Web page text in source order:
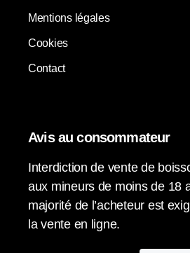
Mentions légales
Cookies
Contact
Avis au consommateur
Interdiction de vente de
aux mineurs de moins de 18
majorité de l’acheteur est
la vente en ligne.